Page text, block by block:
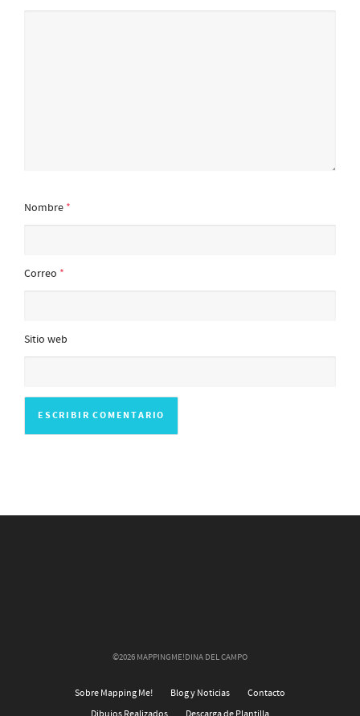
Nombre *
Correo *
Sitio web
©2026 MAPPINGME!DINA DEL CAMPO
Sobre Mapping Me! Blog y Noticias
Contacto
Dibujos Realizados
Descarga de Plantilla